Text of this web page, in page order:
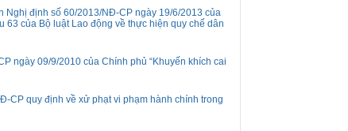
Nghị định số 60/2013/NĐ-CP ngày 19/6/2013 của
63 của Bộ luật Lao động về thực hiện quy chế dân
ngày 09/9/2010 của Chính phủ “Khuyến khích cai
CP quy định về xử phạt vi phạm hành chính trong